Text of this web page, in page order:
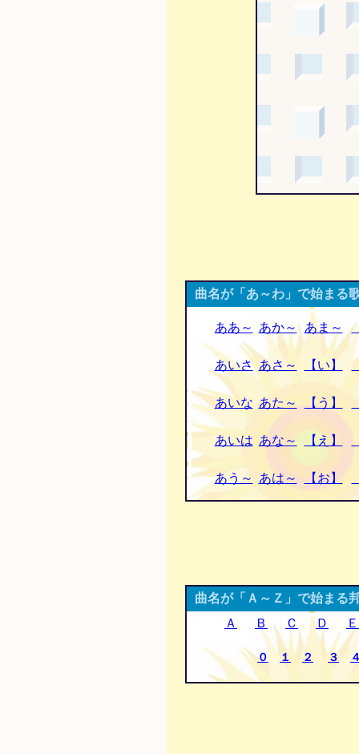
曲名が「あ～わ」で始まる
ああ～ あか～ あま～
あいさ あさ～ 【い】
あいな あた～ 【う】
あいは あな～ 【え】
あう～ あは～ 【お】
曲名が「Ａ～Ｚ」で始まる
Ａ
Ｂ Ｃ Ｄ Ｅ
０ １ ２ ３